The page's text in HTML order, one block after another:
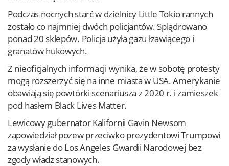
Podczas nocnych starć w dzielnicy Little Tokio rannych
zostało co najmniej dwóch policjantów. Splądrowano
ponad 20 sklepów. Policja użyła gazu łzawiącego i
granatów hukowych.
Z nieoficjalnych informacji wynika, że w sobotę protesty
mogą rozszerzyć się na inne miasta w USA. Amerykanie
obawiają się powtórki scenariusza z 2020 r. i zamieszek
pod hasłem Black Lives Matter.
Lewicowy gubernator Kalifornii Gavin Newsom
zapowiedział pozew przeciwko prezydentowi Trumpowi
za wysłanie do Los Angeles Gwardii Narodowej bez
zgody władz stanowych.